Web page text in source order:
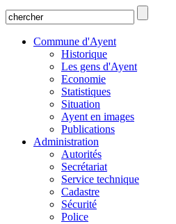
Commune d'Ayent
Historique
Les gens d'Ayent
Economie
Statistiques
Situation
Ayent en images
Publications
Administration
Autorités
Secrétariat
Service technique
Cadastre
Sécurité
Police